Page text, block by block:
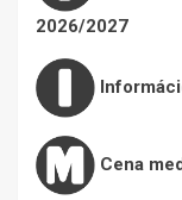
2026/2027
Cena